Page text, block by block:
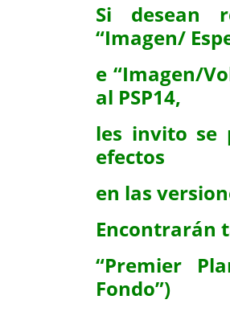
Si desean
“Imagen/
e “Imagen/
al PSP14,
les invito se
efectos
en las
Encontrarán
“Premier
Fondo”)